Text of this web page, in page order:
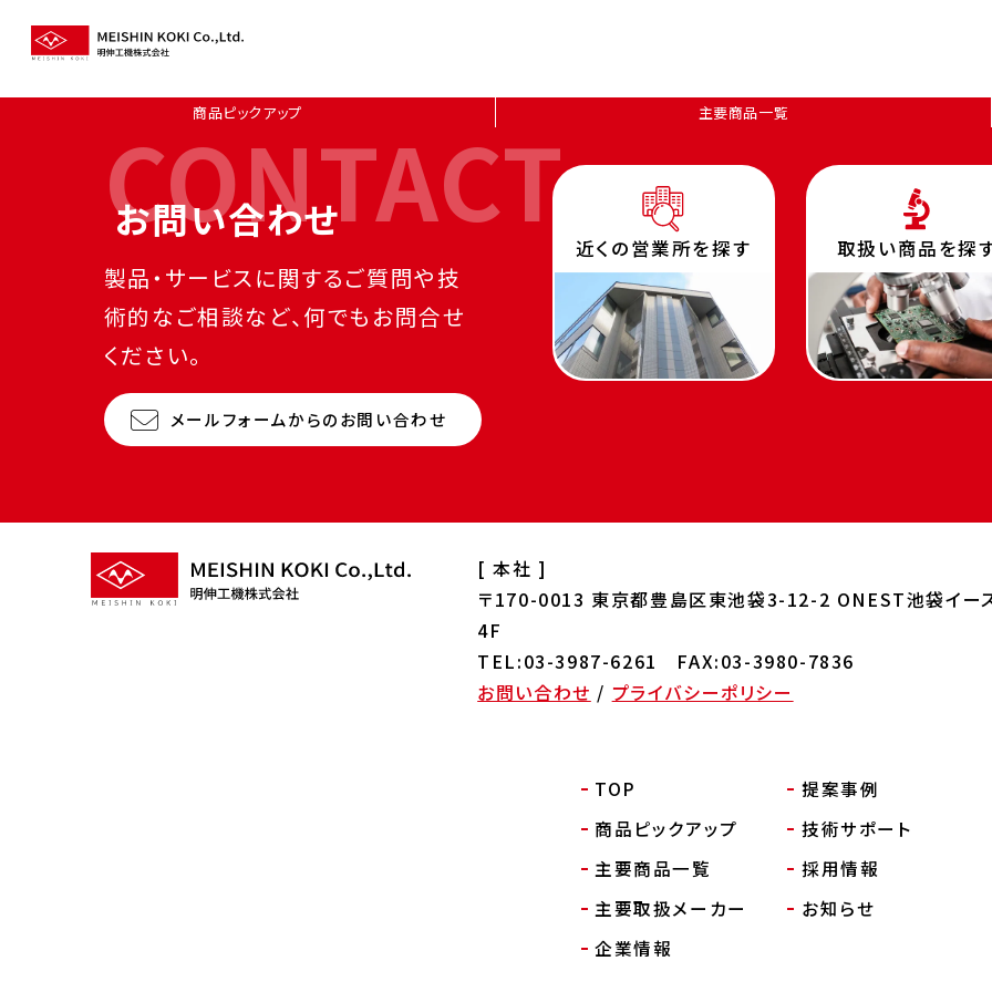
商品ピックアップ 主要商品一覧
CONTACT
お問い合わせ
製品・サービスに関するご質問や技
術的なご相談など、何でもお問合せ
ください。
メールフォームからのお問い合わせ
近くの営業所を探す 取扱い商品を探
[ 本社 ]
〒170-0013 東京都豊島区東池袋3-12-2 ONEST池袋イー
4F
TEL:03-3987-6261 FAX:03-3980-7836
お問い合わせ / プライバシーポリシー
TOP
提案事例
商品ピックアップ
技術サポート
主要商品一覧
採用情報
主要取扱メーカー
お知らせ
企業情報